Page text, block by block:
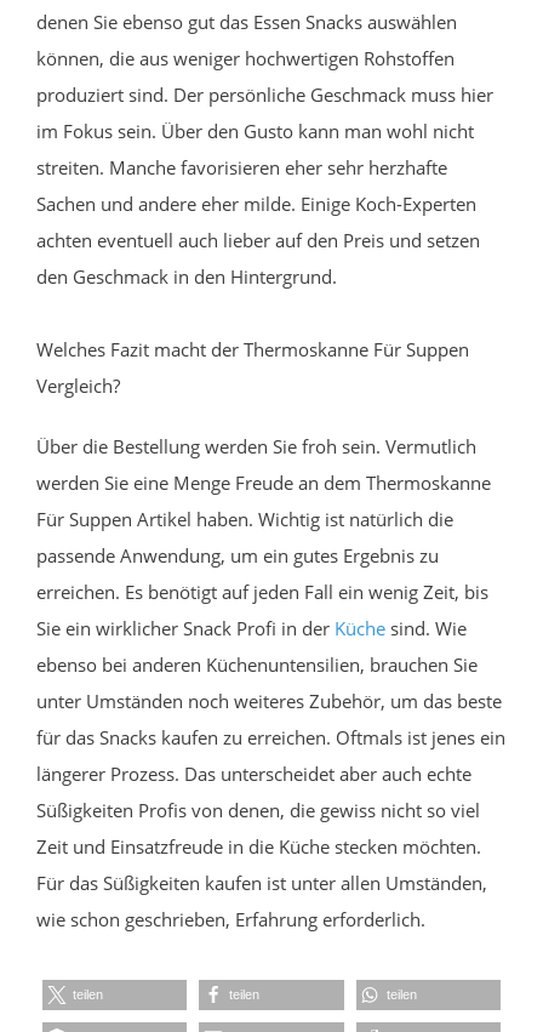
denen Sie ebenso gut das Essen Snacks auswählen
können, die aus weniger hochwertigen Rohstoffen
produziert sind. Der persönliche Geschmack muss hier
im Fokus sein. Über den Gusto kann man wohl nicht
streiten. Manche favorisieren eher sehr herzhafte
Sachen und andere eher milde. Einige Koch-Experten
achten eventuell auch lieber auf den Preis und setzen
den Geschmack in den Hintergrund.
Welches Fazit macht der Thermoskanne Für Suppen
Vergleich?
Über die Bestellung werden Sie froh sein. Vermutlich
werden Sie eine Menge Freude an dem Thermoskanne
Für Suppen Artikel haben. Wichtig ist natürlich die
passende Anwendung, um ein gutes Ergebnis zu
erreichen. Es benötigt auf jeden Fall ein wenig Zeit, bis
Sie ein wirklicher Snack Profi in der Küche sind. Wie
ebenso bei anderen Küchenuntensilien, brauchen Sie
unter Umständen noch weiteres Zubehör, um das beste
für das Snacks kaufen zu erreichen. Oftmals ist jenes ein
längerer Prozess. Das unterscheidet aber auch echte
Süßigkeiten Profis von denen, die gewiss nicht so viel
Zeit und Einsatzfreude in die Küche stecken möchten.
Für das Süßigkeiten kaufen ist unter allen Umständen,
wie schon geschrieben, Erfahrung erforderlich.
teilen teilen teilen